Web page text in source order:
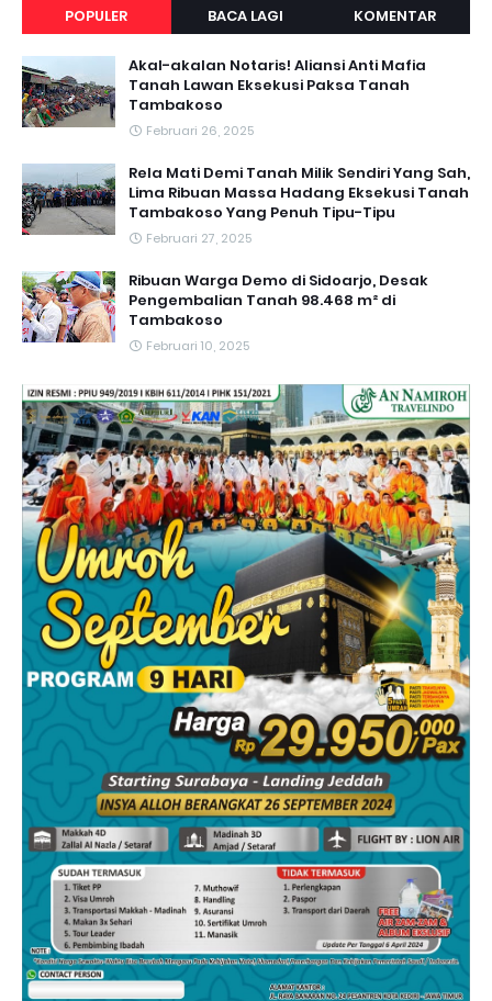
POPULER BACA LAGI KOMENTAR
Akal-akalan Notaris! Aliansi Anti Mafia
Tanah Lawan Eksekusi Paksa Tanah
Tambakoso
Februari 26, 2025
Rela Mati Demi Tanah Milik Sendiri Yang Sah,
Lima Ribuan Massa Hadang Eksekusi Tanah
Tambakoso Yang Penuh Tipu-Tipu
Februari 27, 2025
Ribuan Warga Demo di Sidoarjo, Desak
Pengembalian Tanah 98.468 m² di
Tambakoso
Februari 10, 2025